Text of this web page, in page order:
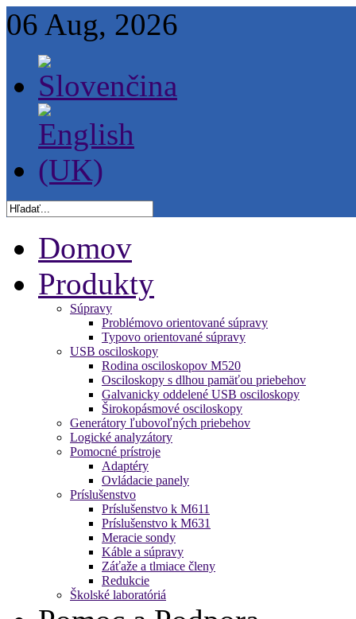
06 Aug, 2026
Domov
Produkty
Súpravy
Problémovo orientované súpravy
Typovo orientované súpravy
USB osciloskopy
Rodina osciloskopov M520
Osciloskopy s dlhou pamäťou priebehov
Galvanicky oddelené USB osciloskopy
Širokopásmové osciloskopy
Generátory ľubovoľných priebehov
Logické analyzátory
Pomocné prístroje
Adaptéry
Ovládacie panely
Príslušenstvo
Príslušenstvo k M611
Príslušenstvo k M631
Meracie sondy
Káble a súpravy
Záťaže a tlmiace členy
Redukcie
Školské laboratóriá